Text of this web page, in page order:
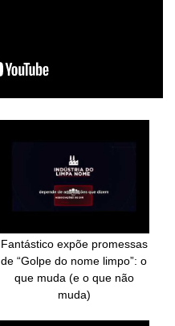
Fantástico expõe promessas
de “Golpe do nome limpo”: o
que muda (e o que não
muda)